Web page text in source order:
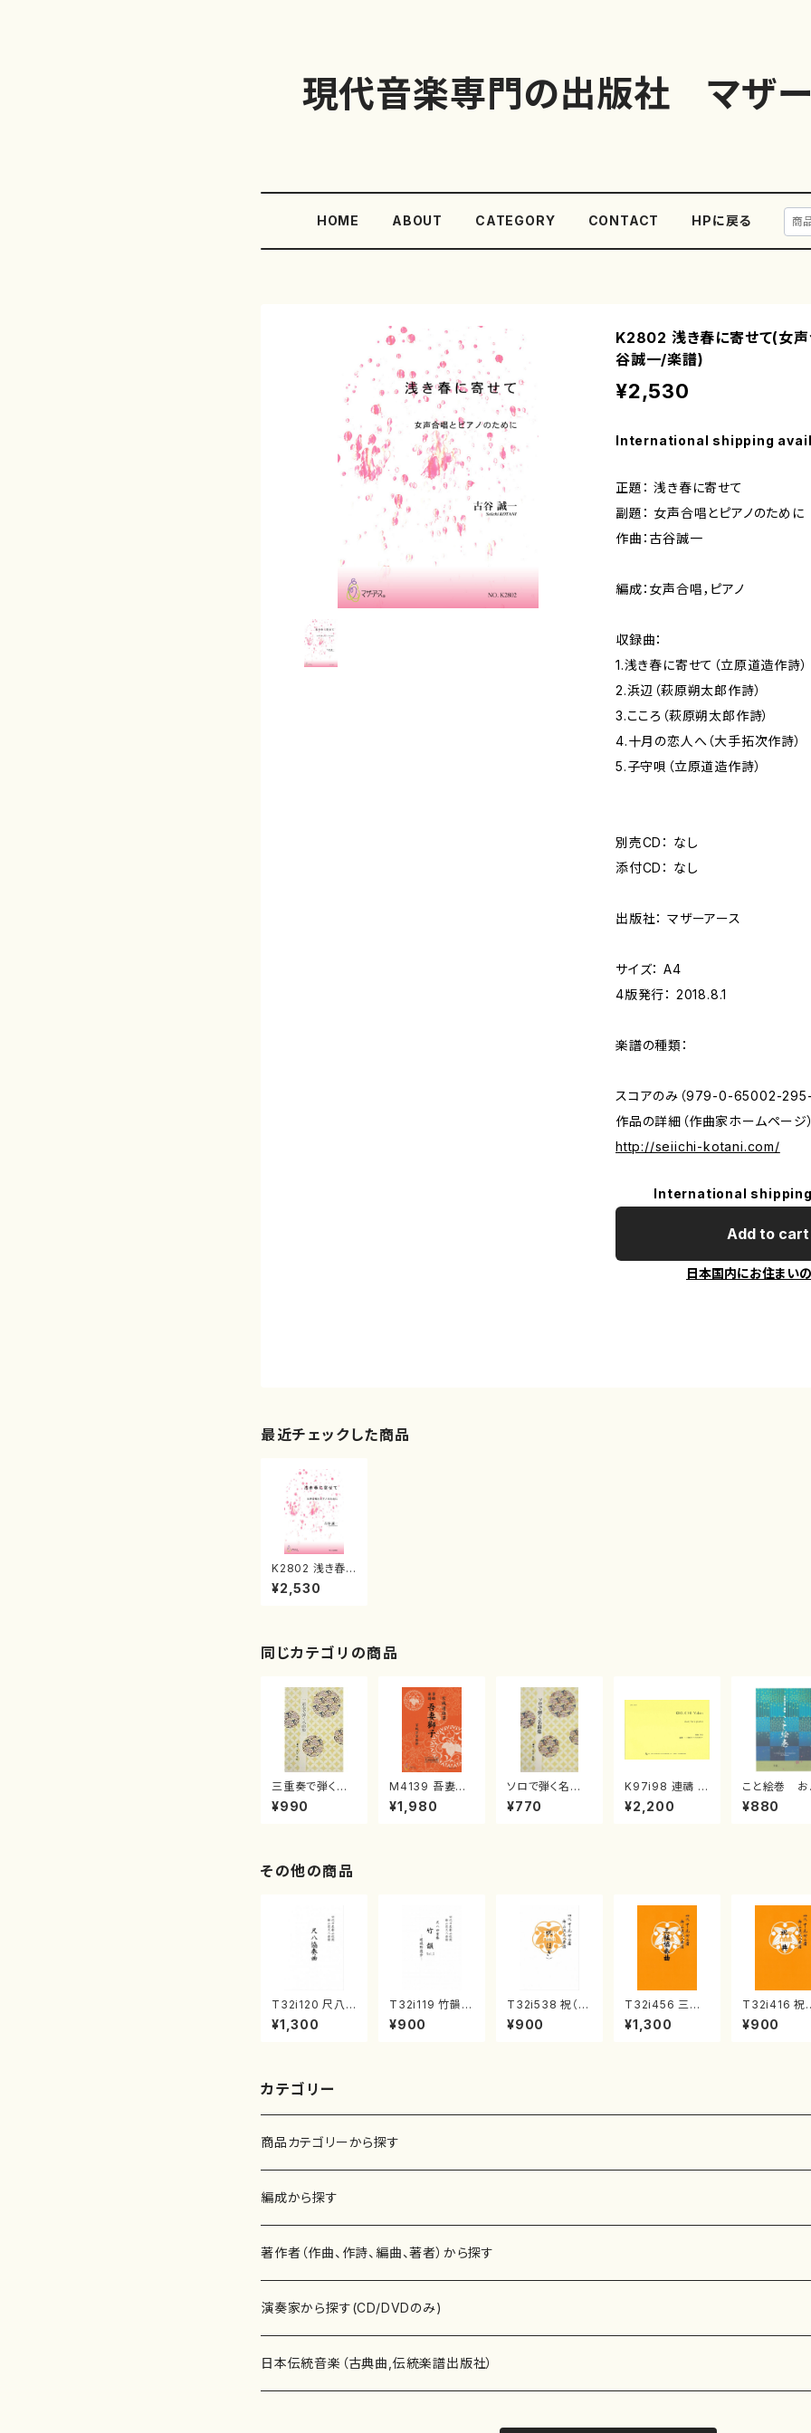
現代音楽専門の出版社 マザー
HOME ABOUT CATEGORY CONTACT HPに戻る
K2802 浅き春に寄せて(女声
谷誠一/楽譜)
¥2,530
International shipping
正題： 浅き春に寄せて
副題： 女声合唱とピアノのために
作曲：古谷誠一
編成：女声合唱，ピアノ
収録曲：
1.浅き春に寄せて（立原道造作詩）
2.浜辺（萩原朔太郎作詩）
3.こころ（萩原朔太郎作詩）
4.十月の恋人へ（大手拓次作詩）
5.子守唄（立原道造作詩）
別売CD： なし
添付CD： なし
出版社： マザーアース
サイズ： A4
4版発行： 2018.8.1
楽譜の種類：
スコアのみ（979-0-65002-
作品の詳細（作曲家ホームページ
http://seiichi-kotani.com/
International
Add to cart
日本国内にお住まい
最近チェックした商品
K2802 浅き春
に寄せて(女声合
唱，ピアノ/古谷
¥2,530
同じカテゴリの商品
三重奏で弾く名
曲集 クリスマ
スメドレー( 箏
¥990
M4139 吾妻獅
子《箏曲楽譜》
（箏/宮城道雄
¥1,980
ソロで弾く名曲
集 クリスマス・
イブ／恋人がサ
¥770
K97i98 連禱 :
2台ピアノのため
の（2 Pianos /
¥2,200
こと絵巻 お
戸日本橋
¥880
その他の商品
T32i120 尺八
協奏曲（尺八/二
代 山本邦山/尺
¥1,300
T32i119 竹韻 V
OL2 ～嵯峨野
遊歩～（尺八/野
¥900
T32i538 祝（ほ
ぎ）（尺八/二代
池田静山/楽譜）
¥900
T32i456 三絃
協奏曲（尺八/中
能島欣一/楽譜）
¥1,300
T32i416 祝
（尺八/初代山
園松/楽譜）都
¥900
カテゴリー
商品カテゴリーから探す
楽譜
書籍
書籍
テキストブック
CD・DVD
チケット
編成から探す
邦楽器
箏・琴（ソロ）
箏・琴（合奏）
合唱
混声合唱
歌・声
著作者（作曲、作詩、編曲、著者）から探す
あ行
青木省三(アオキ ショウゾウ)
か行
演奏家から探す(CD/DVDのみ)
邦楽（箏、三味線、尺八等）演奏家
日本伝統音楽（古典曲,伝統楽譜出版社）